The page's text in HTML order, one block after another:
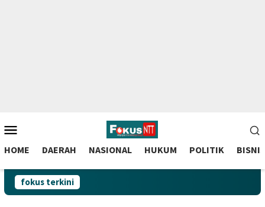
to
contentMobile
HOME DAERAH NASIONAL HUKUM POLITIK BISNIS
fokus terkini